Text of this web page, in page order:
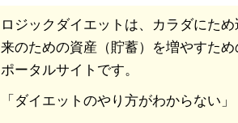
ロジックダイエットは、カラダにた
来のための資産（貯蓄）を増やすた
ポータルサイトです。
「ダイエットのやり方がわからない」